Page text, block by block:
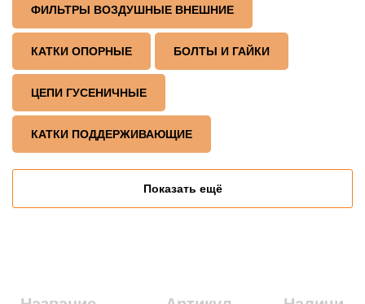
ФИЛЬТРЫ ВОЗДУШНЫЕ ВНЕШНИЕ
КАТКИ ОПОРНЫЕ БОЛТЫ И ГАЙКИ
ЦЕПИ ГУСЕНИЧНЫЕ
КАТКИ ПОДДЕРЖИВАЮЩИЕ
Показать ещё